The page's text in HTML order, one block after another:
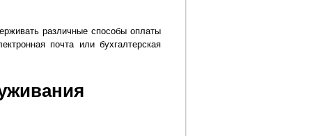
различные способы оплаты
почта или бухгалтерская